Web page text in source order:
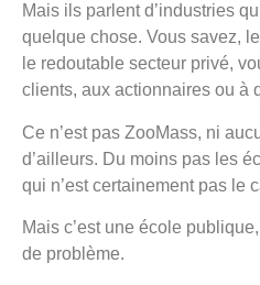
Mais ils parlent d’industries
quelque chose. Vous savez,
le redoutable secteur privé,
clients, aux actionnaires ou à
Ce n’est pas ZooMass, ni
d’ailleurs. Du moins pas les
qui n’est certainement pas le
Mais c’est une école
de problème.